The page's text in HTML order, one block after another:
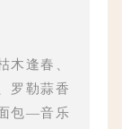
木逢春、
罗勒蒜香
包—音乐